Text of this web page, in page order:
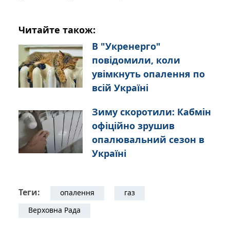
Читайте також:
В "Укренерго"
повідомили, коли
увімкнуть опалення по
всій Україні
Зиму скоротили: Кабмін
офіційно зрушив
опалювальний сезон в
Україні
Теги: опалення
газ
Верховна Рада